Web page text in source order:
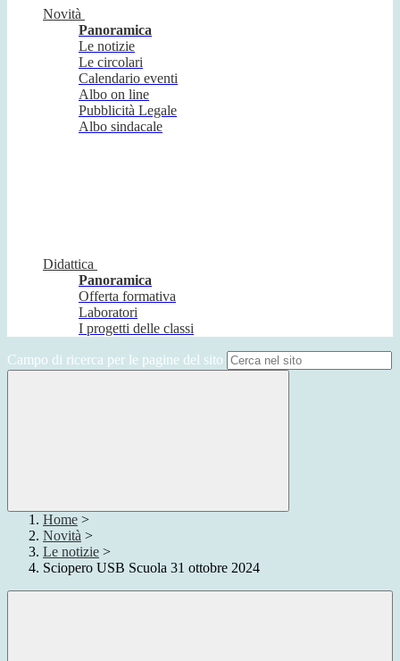
Novità
Panoramica
Le notizie
Le circolari
Calendario eventi
Albo on line
Pubblicità Legale
Albo sindacale
Didattica
Panoramica
Offerta formativa
Laboratori
I progetti delle classi
Campo di ricerca per le pagine del sito
Home >
Novità >
Le notizie >
Sciopero USB Scuola 31 ottobre 2024